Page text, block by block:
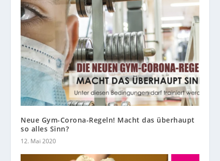
Neue Gym-Corona-Regeln! Macht das überhaupt
so alles Sinn?
12. Mai 2020